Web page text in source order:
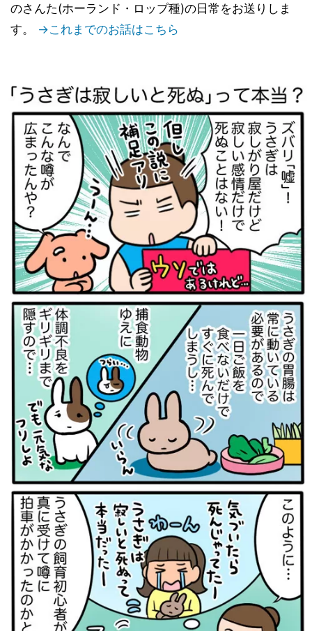
のさんた(ホーランド・ロップ種)の日常をお送りしま
す。 →これまでのお話はこちら